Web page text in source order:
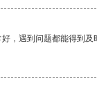
，遇到问题都能得到及